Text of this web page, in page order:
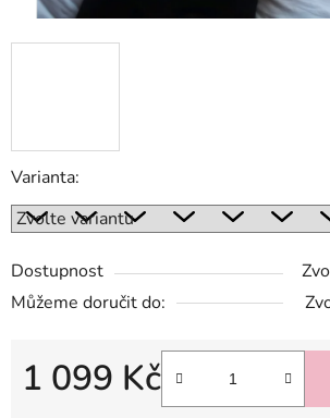
Varianta:
Dostupnost
Můžeme doručit do:
1 099 Kč